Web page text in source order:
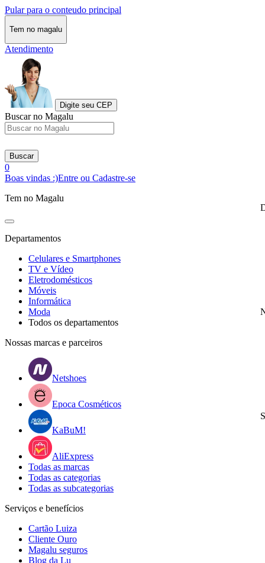
Pular para o conteudo principal
Tem no magalu
Atendimento
Digite seu CEP
Buscar no Magalu
Buscar
0
Boas vindas :)Entre ou Cadastre-se
Tem no Magalu
Departamentos
Celulares e Smartphones
TV e Vídeo
Eletrodomésticos
Móveis
Informática
Moda
Todos os departamentos
Nossas marcas e parceiros
Netshoes
Epoca Cosméticos
KaBuM!
AliExpress
Todas as marcas
Todas as categorias
Todas as subcategorias
Serviços e benefícios
Cartão Luiza
Cliente Ouro
Magalu seguros
Blog da Lu